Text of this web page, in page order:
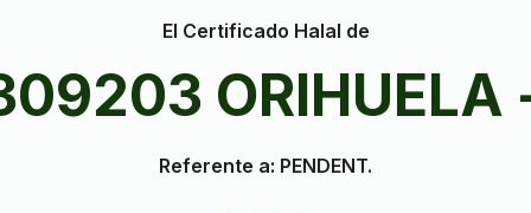
El Certificado Halal de
ORIHUELA
Referente a: PENDENT.